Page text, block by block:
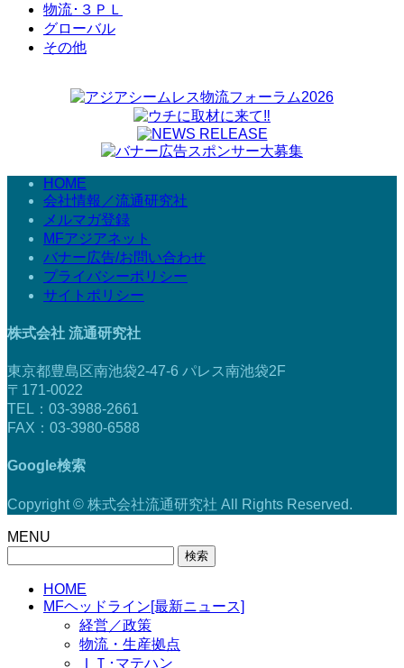
物流･３ＰＬ
グローバル
その他
HOME
会社情報／流通研究社
メルマガ登録
MFアジアネット
バナー広告/お問い合わせ
プライバシーポリシー
サイトポリシー
株式会社 流通研究社
東京都豊島区南池袋2-47-6 パレス南池袋2F
〒171-0022
TEL：03-3988-2661
FAX：03-3980-6588
Google検索
Copyright © 株式会社流通研究社 All Rights Reserved.
MENU
HOME
MFヘッドライン[最新ニュース]
経営／政策
物流・生産拠点
ＩＴ･マテハン